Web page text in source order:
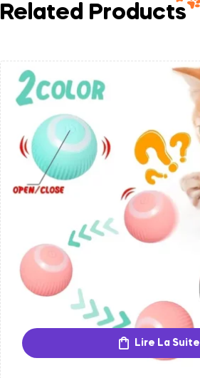
Related Products
Lire La Suite